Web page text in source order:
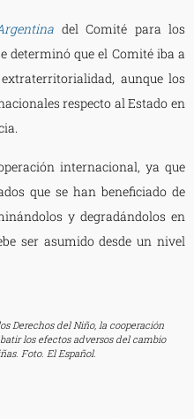
del Comité para los
determinó que el Comité iba a
aunque los
respecto al Estado en
internacional, ya que
que se han beneficiado de
y degradándolos en
ser asumido desde un nivel
Derechos del Niño, la cooperación
los efectos adversos del cambio
Foto. El Español.